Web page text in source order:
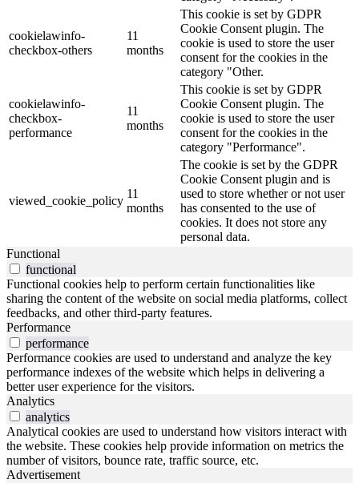
cookielawinfo-
checkbox-others
11
months
This cookie is set by GDPR
Cookie Consent plugin. The
cookie is used to store the user
consent for the cookies in the
category "Other.
cookielawinfo-
checkbox-
performance
11
months
This cookie is set by GDPR
Cookie Consent plugin. The
cookie is used to store the user
consent for the cookies in the
category "Performance".
viewed_cookie_policy
11
months
The cookie is set by the GDPR
Cookie Consent plugin and is
used to store whether or not user
has consented to the use of
cookies. It does not store any
personal data.
Functional
functional
Functional cookies help to perform certain functionalities like
sharing the content of the website on social media platforms, collect
feedbacks, and other third-party features.
Performance
performance
Performance cookies are used to understand and analyze the key
performance indexes of the website which helps in delivering a
better user experience for the visitors.
Analytics
analytics
Analytical cookies are used to understand how visitors interact with
the website. These cookies help provide information on metrics the
number of visitors, bounce rate, traffic source, etc.
Advertisement